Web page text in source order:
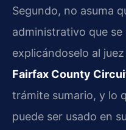
Segundo, no asuma
administrativo que se
explicándoselo al
Fairfax County
trámite sumario, y lo
puede ser usado en